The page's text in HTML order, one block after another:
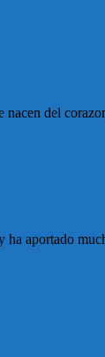
nacen del
aportado